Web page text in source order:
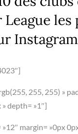
les
Instagram
255, 255) »
depth= »1″]
»12″ margin= »0px